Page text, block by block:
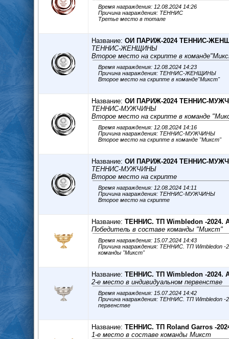
Время награждения: 12.08.2024 14:26
Причина награждения: ТЕННИС
Третье место в тотале
Название: ОИ ПАРИЖ-2024 ТЕННИС-
ТЕННИС-ЖЕНЩИНЫ
Второе место на скрипте в
Время награждения: 12.08.2024 14:23
Причина награждения: ТЕННИС-ЖЕНЩИНЫ
Второе место на скрипте в команде"Микст"
Название: ОИ ПАРИЖ-2024 ТЕННИС-
ТЕННИС-МУЖЧИНЫ
Второе место на скрипте в команде
Время награждения: 12.08.2024 14:16
Причина награждения: ТЕННИС-МУЖЧИНЫ
Второе место на скрипте в команде "Микст"
Название: ОИ ПАРИЖ-2024 ТЕННИС-
ТЕННИС-МУЖЧИНЫ
Второе место на скрипте
Время награждения: 12.08.2024 14:11
Причина награждения: ТЕННИС-МУЖЧИНЫ
Второе место на скрипте
Название: ТЕННИС. ТП Wimbledon -2024.
Победитель в составе команды "Микст"
Время награждения: 15.07.2024 14:43
Причина награждения: ТЕННИС. ТП Wimbledon -2024. ATP
команды "Микст"
Название: ТЕННИС. ТП Wimbledon -2024.
2-е место в индивидуальном первенстве
Время награждения: 15.07.2024 14:42
Причина награждения: ТЕННИС. ТП Wimbledon -2024. ATP 2-е место в
первенстве
Название: ТЕННИС. ТП Roland Garros -
1-е место в составе команды Микст